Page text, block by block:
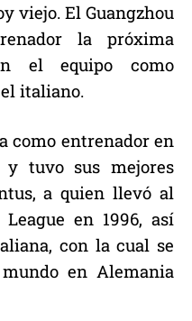
viejo. El Guangzhou
la próxima
el equipo como
italiano.
como entrenador en
y tuvo sus mejores
a quien llevó al
en 1996, así
con la cual se
en Alemania